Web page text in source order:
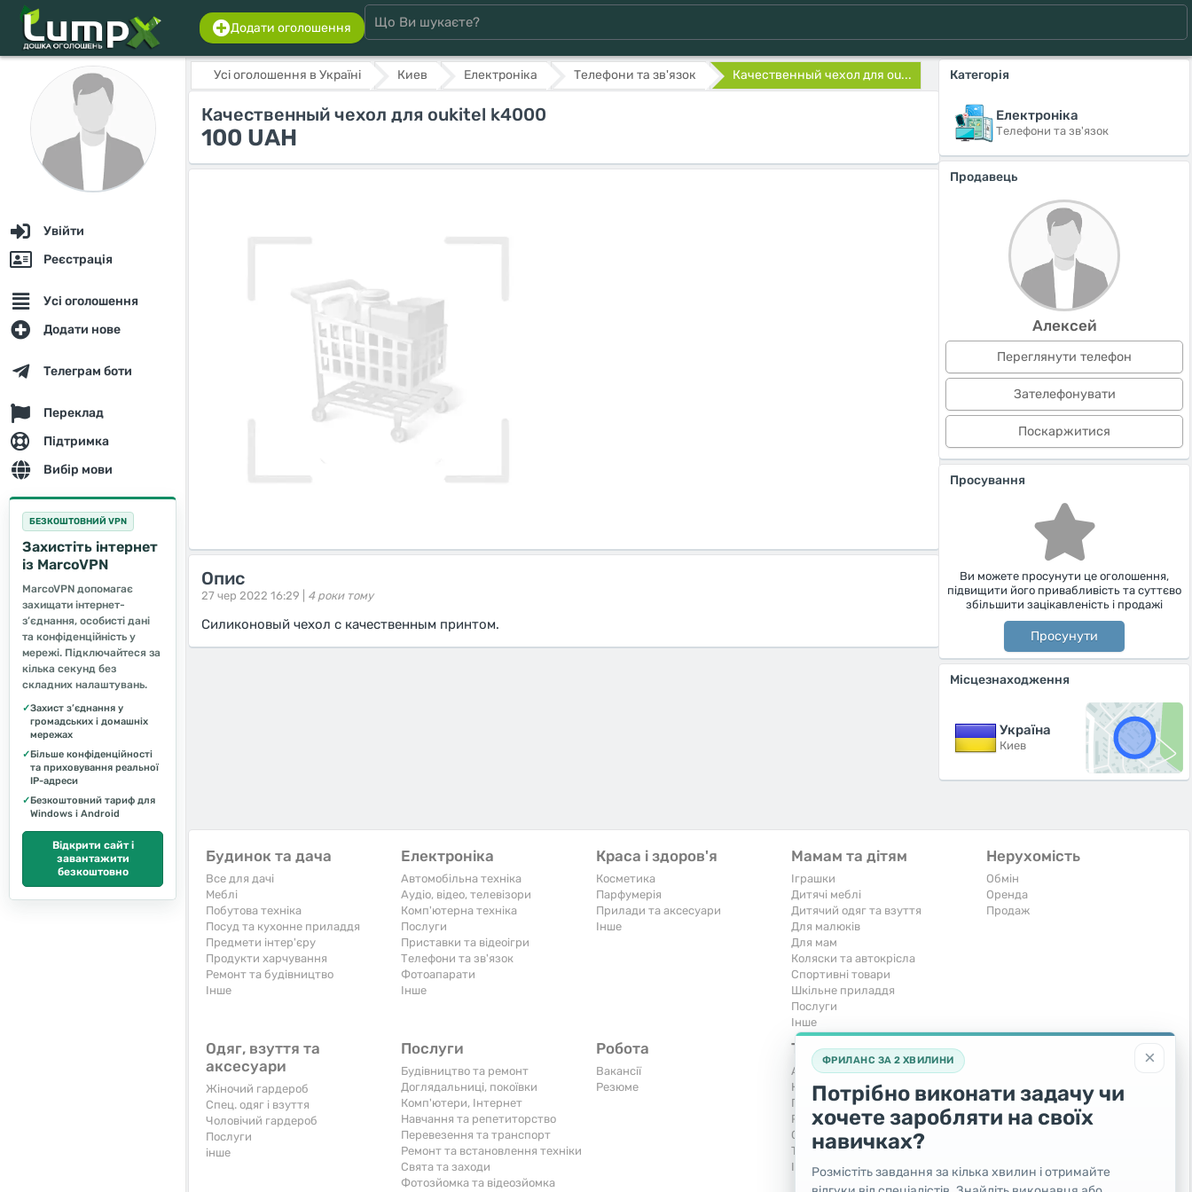
Додати оголошення
Увійти
Реєстрація
Усі оголошення
Додати нове
Телеграм боти
Переклад
Підтримка
Вибір мови
БЕЗКОШТОВНИЙ VPN
Захистіть інтернет
із MarcoVPN
MarcoVPN допомагає
захищати інтернет-
з’єднання, особисті дані
та конфіденційність у
мережі. Підключайтеся за
кілька секунд без
складних налаштувань.
✓Захист з’єднання у
громадських і домашніх
мережах
✓Більше конфіденційності
та приховування реальної
IP-адреси
✓Безкоштовний тариф для
Windows і Android
Відкрити сайт і
завантажити
безкоштовно
Усі оголошення в Україні Киев Електроніка Телефони та зв'язок Качественный чехол для ou...
Качественный чехол для oukitel k4000
100 UAH
Опис
27 чер 2022 16:29 | 4 роки тому
Силиконовый чехол с качественным принтом.
Категорія
Електроніка
Телефони та зв'язок
Продавець
Алексей
Переглянути телефон
Зателефонувати
Поскаржитися
Просування
Ви можете просунути це оголошення,
підвищити його привабливість та суттєво
збільшити зацікавленість і продажі
Просунути
Місцезнаходження
Україна
Киев
Будинок та дача
Все для дачі
Меблі
Побутова техніка
Посуд та кухонне приладдя
Предмети інтер'єру
Продукти харчування
Ремонт та будівництво
Iнше
Електроніка
Автомобільна техніка
Аудіо, відео, телевізори
Комп'ютерна техніка
Послуги
Приставки та відеоігри
Телефони та зв'язок
Фотоапарати
Iнше
Краса і здоров'я
Косметика
Парфумерія
Прилади та аксесуари
Iнше
Мамам та дітям
Іграшки
Дитячі меблі
Дитячий одяг та взуття
Для малюків
Для мам
Коляски та автокрісла
Спортивні товари
Шкільне приладдя
Послуги
Iнше
Нерухомість
Обмін
Оренда
Продаж
Одяг, взуття та
аксесуари
Жіночий гардероб
Спец. одяг і взуття
Чоловічий гардероб
Послуги
інше
Послуги
Будівництво та ремонт
Доглядальниці, покоївки
Комп'ютери, Інтернет
Навчання та репетиторство
Перевезення та транспорт
Ремонт та встановлення техніки
Свята та заходи
Фотозйомка та відеозйомка
Робота
Вакансії
Резюме
Тварини та рослини
Акваріумістика
Кішки
Послуги
Рослини та дерева
Собаки
Товари для тварин
Інші тварини
Запчастини та аксесуари
Комерційний транспорт
Легкові автомобілі
Послуги
Яхти, човни, байдарки
×
ФРИЛАНС ЗА 2 ХВИЛИНИ
Потрібно виконати задачу чи
хочете заробляти на своїх
навичках?
Розмістіть завдання за кілька хвилин і отримайте